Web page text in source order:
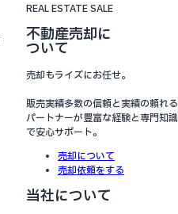
REAL ESTATE SALE
不動産売却に
ついて
売却もライズにお任せ。
販売実績多数の信頼と実績の頼れる
パートナーが豊富な経験と専門知識
で安心サポート。
売却について
売却依頼をする
当社について